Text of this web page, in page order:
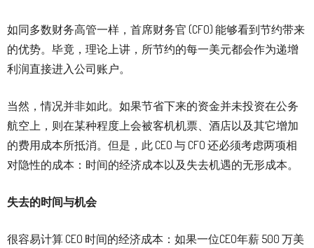
如同多数财务高管一样，首席财务官 (CFO) 能够看到节约带来
的优势。毕竟，理论上讲，所节约的每一美元都会作为递增
利润直接进入公司账户。
当然，情况并非如此。如果节省下来的资金并未投资在公务
航空上，则在某种程度上会被客机机票、酒店以及其它增加
的费用成本所抵消。但是，此 CEO 与 CFO 还必须考虑两项相
对隐性的成本：时间的经济成本以及失去机遇的无形成本。
失去的时间与机会
很容易计算 CEO 时间的经济成本：如果一位CEO年薪 500 万美